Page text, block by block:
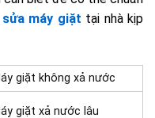
máy giặt tại nhà kịp
giặt không xả nước
giặt xả nước lâu